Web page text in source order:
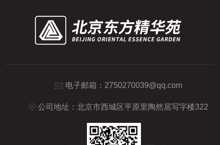
电子邮箱： 2750270039@qq.com
公司地址：北京市西城区平原里陶然居写字楼322